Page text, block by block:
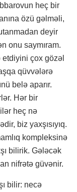
heç bir
özü gəlməli,
deyir
onu saymıram.
çox gözəl
qüvvələrə
belə aparır.
Hər bir
heç nə
biz yaxşısıyıq.
kompleksinə
bilirik. Gələcək
nifrətə güvənir.
bilir: necə